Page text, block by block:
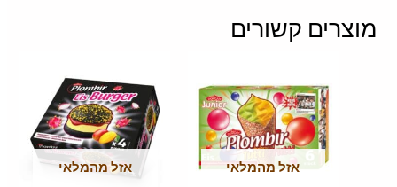
מוצרים קשורים
אזל מהמלאי אזל מהמלאי